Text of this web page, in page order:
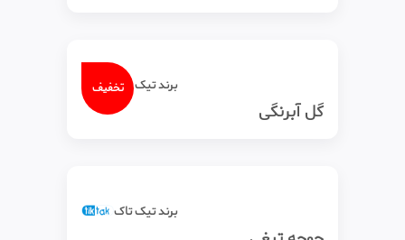
تخفیفبرند تیک‌ تاک
گل آبرنگی
برند تیک‌ تاک